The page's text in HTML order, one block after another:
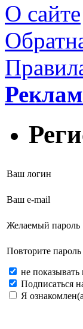
О сайте
Ваш логин
Ваш e-mail
Желаемый пароль
Повторите пароль
не
Подписаться
Я